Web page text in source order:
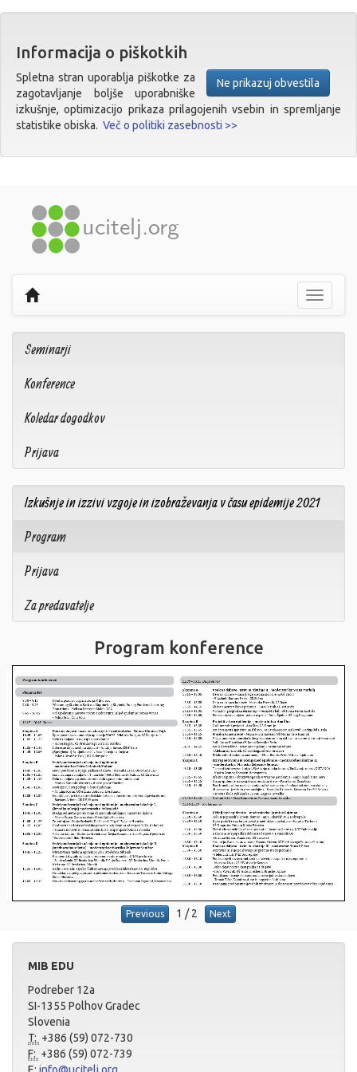
Informacija o piškotkih
Ne prikazuj obvestila
Spletna stran uporablja piškotke za
zagotavljanje boljše uporabniške
izkušnje, optimizacijo prikaza prilagojenih vsebin in spremljanje
statistike obiska. Več o politiki zasebnosti >>
Prikaži
Seminarji
Konference
Koledar dogodkov
Prijava
Izkušnje in izzivi vzgoje in izobraževanja v času epidemije 2021
Program
Prijava
Za predavatelje
Program konference
Previous 1 /2 Next
MIB EDU
Podreber 12a
SI-1355 Polhov Gradec
Slovenia
T: +386 (59) 072-730
F: +386 (59) 072-739